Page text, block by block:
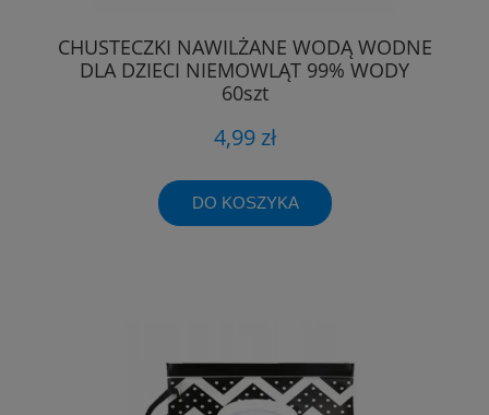
CHUSTECZKI NAWILŻANE WODĄ WODNE
DLA DZIECI NIEMOWLĄT 99% WODY
60szt
4,99 zł
DO KOSZYKA